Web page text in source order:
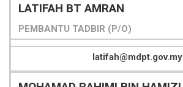
LATIFAH BT AMRAN
PEMBANTU TADBIR (P/O)
latifah@mdpt.gov.my